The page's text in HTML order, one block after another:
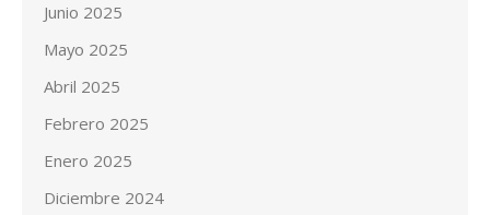
Junio 2025
Mayo 2025
Abril 2025
Febrero 2025
Enero 2025
Diciembre 2024